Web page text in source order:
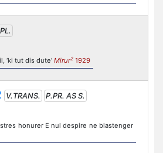
‘ki tut dis dute’ Mirur2 1929
V.TRANS.
P.PR. AS S.
honurer E nul despire ne blastenger